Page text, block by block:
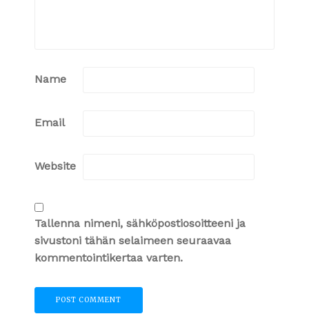
Name
Email
Website
Tallenna nimeni, sähköpostiosoitteeni ja
sivustoni tähän selaimeen seuraavaa
kommentointikertaa varten.